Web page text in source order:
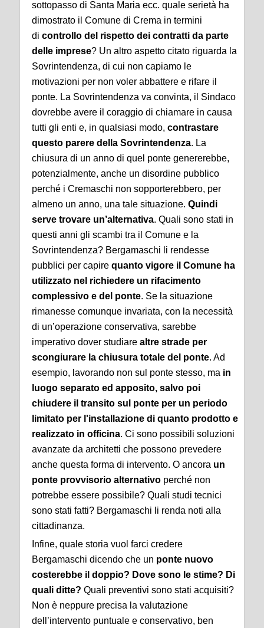
sottopasso di Santa Maria ecc. quale serietà ha
dimostrato il Comune di Crema in termini
di controllo del rispetto dei contratti da parte
delle imprese? Un altro aspetto citato riguarda la
Sovrintendenza, di cui non capiamo le
motivazioni per non voler abbattere e rifare il
ponte. La Sovrintendenza va convinta, il Sindaco
dovrebbe avere il coraggio di chiamare in causa
tutti gli enti e, in qualsiasi modo, contrastare
questo parere della Sovrintendenza. La
chiusura di un anno di quel ponte genererebbe,
potenzialmente, anche un disordine pubblico
perché i Cremaschi non sopporterebbero, per
almeno un anno, una tale situazione. Quindi
serve trovare un’alternativa. Quali sono stati in
questi anni gli scambi tra il Comune e la
Sovrintendenza? Bergamaschi li rendesse
pubblici per capire quanto vigore il Comune ha
utilizzato nel richiedere un rifacimento
complessivo e del ponte. Se la situazione
rimanesse comunque invariata, con la necessità
di un’operazione conservativa, sarebbe
imperativo dover studiare altre strade per
scongiurare la chiusura totale del ponte. Ad
esempio, lavorando non sul ponte stesso, ma in
luogo separato ed apposito, salvo poi
chiudere il transito sul ponte per un periodo
limitato per l'installazione di quanto prodotto e
realizzato in officina. Ci sono possibili soluzioni
avanzate da architetti che possono prevedere
anche questa forma di intervento. O ancora un
ponte provvisorio alternativo perché non
potrebbe essere possibile? Quali studi tecnici
sono stati fatti? Bergamaschi li renda noti alla
cittadinanza.
Infine, quale storia vuol farci credere
Bergamaschi dicendo che un ponte nuovo
costerebbe il doppio? Dove sono le stime? Di
quali ditte? Quali preventivi sono stati acquisiti?
Non è neppure precisa la valutazione
dell’intervento puntuale e conservativo, ben